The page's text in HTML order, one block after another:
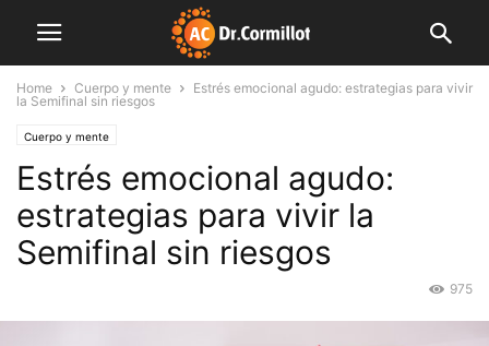
Home Cuerpo y mente
Estrés emocional agudo: estrategias para vivir
la Semifinal sin riesgos
Cuerpo y mente
Estrés emocional agudo:
estrategias para vivir la
Semifinal sin riesgos
975